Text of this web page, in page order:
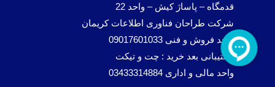
قدمگاه – پاساژ کیش – واحد 22
شرکت طراحان فناوری اطلاعات کریمان
واحد فروش و فنی 09017601033
پشتیبانی بعد خرید : چت و تیکت
واحد مالی و اداری 03433314884